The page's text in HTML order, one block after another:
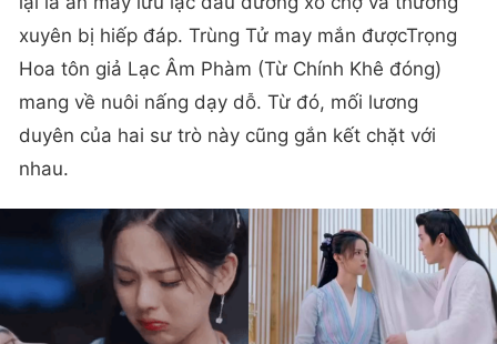
xuyên bị hiếp đáp. Trùng Tử may mắn đượcTrọng
Hoa tôn giả Lạc Âm Phàm (Từ Chính Khê đóng)
mang về nuôi nấng dạy dỗ. Từ đó, mối lương
duyên của hai sư trò này cũng gắn kết chặt với
nhau.